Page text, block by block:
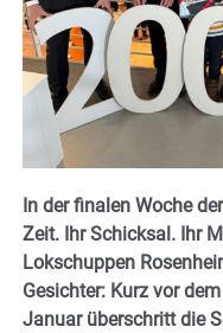
In der finalen Woche
Zeit. Ihr Schicksal. Ihr
Lokschuppen
Gesichter: Kurz vor
Januar überschritt die